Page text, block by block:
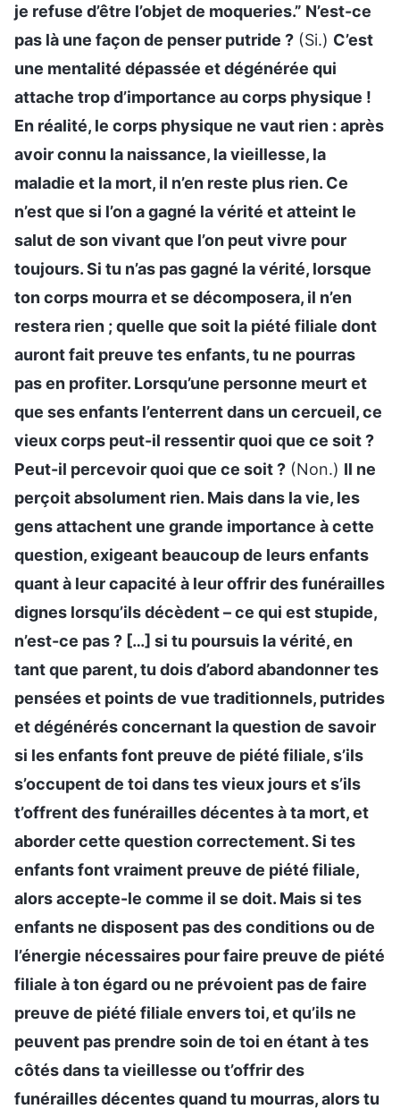
je refuse d’être l’objet de moqueries.” N’est-ce
pas là une façon de penser putride ? (Si.) C’est
une mentalité dépassée et dégénérée qui
attache trop d’importance au corps physique !
En réalité, le corps physique ne vaut rien : après
avoir connu la naissance, la vieillesse, la
maladie et la mort, il n’en reste plus rien. Ce
n’est que si l’on a gagné la vérité et atteint le
salut de son vivant que l’on peut vivre pour
toujours. Si tu n’as pas gagné la vérité, lorsque
ton corps mourra et se décomposera, il n’en
restera rien ; quelle que soit la piété filiale dont
auront fait preuve tes enfants, tu ne pourras
pas en profiter. Lorsqu’une personne meurt et
que ses enfants l’enterrent dans un cercueil, ce
vieux corps peut-il ressentir quoi que ce soit ?
Peut-il percevoir quoi que ce soit ? (Non.) Il ne
perçoit absolument rien. Mais dans la vie, les
gens attachent une grande importance à cette
question, exigeant beaucoup de leurs enfants
quant à leur capacité à leur offrir des funérailles
dignes lorsqu’ils décèdent – ce qui est stupide,
n’est-ce pas ? […] si tu poursuis la vérité, en
tant que parent, tu dois d’abord abandonner tes
pensées et points de vue traditionnels, putrides
et dégénérés concernant la question de savoir
si les enfants font preuve de piété filiale, s’ils
s’occupent de toi dans tes vieux jours et s’ils
t’offrent des funérailles décentes à ta mort, et
aborder cette question correctement. Si tes
enfants font vraiment preuve de piété filiale,
alors accepte-le comme il se doit. Mais si tes
enfants ne disposent pas des conditions ou de
l’énergie nécessaires pour faire preuve de piété
filiale à ton égard ou ne prévoient pas de faire
preuve de piété filiale envers toi, et qu’ils ne
peuvent pas prendre soin de toi en étant à tes
côtés dans ta vieillesse ou t’offrir des
funérailles décentes quand tu mourras, alors tu